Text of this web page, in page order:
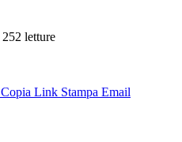
252 letture
Copia Link Stampa Email